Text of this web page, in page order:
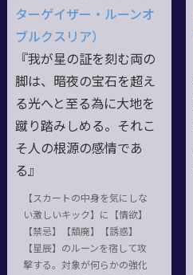
ターゲイザー・ルーンオ
ブルクスリア）
『我が星の証を刻む両の
脚は、暗夜の宝石を超え
る光へと至る為に大地を
蹴り踏みしめる。それこ
そ人の根源の感情であ
る』
【スカートの中身を気にしな
い激しいキック】に【情欲】
【禁忌】【頽廃】【誘惑】
【星辰】のルーンを宿して攻
撃する。対象が何らかの強化